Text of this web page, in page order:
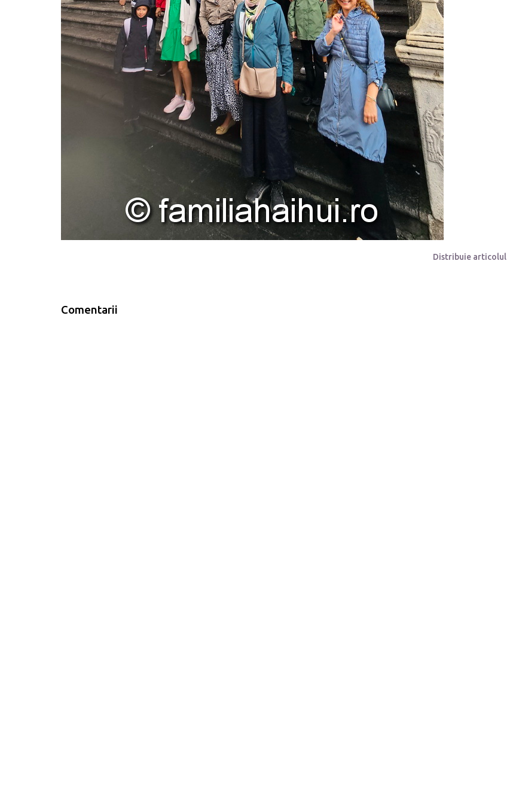
Distribuie articolul
Comentarii